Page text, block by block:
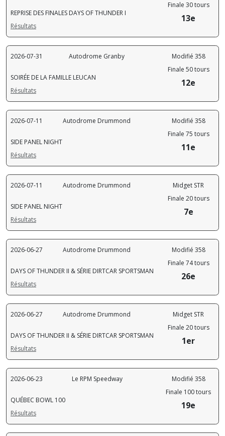
Finale 30 tours
13e
REPRISE DES FINALES DAYS OF THUNDER I
Résultats
2026-07-31 Autodrome Granby
Modifié 358
Finale 50 tours
12e
SOIRÉE DE LA FAMILLE LEUCAN
Résultats
2026-07-11 Autodrome Drummond
Modifié 358
Finale 75 tours
11e
SIDE PANEL NIGHT
Résultats
2026-07-11 Autodrome Drummond
Midget STR
Finale 20 tours
7e
SIDE PANEL NIGHT
Résultats
2026-06-27 Autodrome Drummond
Modifié 358
Finale 74 tours
26e
DAYS OF THUNDER II & SÉRIE DIRTCAR SPORTSMAN
Résultats
2026-06-27 Autodrome Drummond
Midget STR
Finale 20 tours
1er
DAYS OF THUNDER II & SÉRIE DIRTCAR SPORTSMAN
Résultats
2026-06-23 Le RPM Speedway
Modifié 358
Finale 100 tours
19e
QUÉBEC BOWL 100
Résultats